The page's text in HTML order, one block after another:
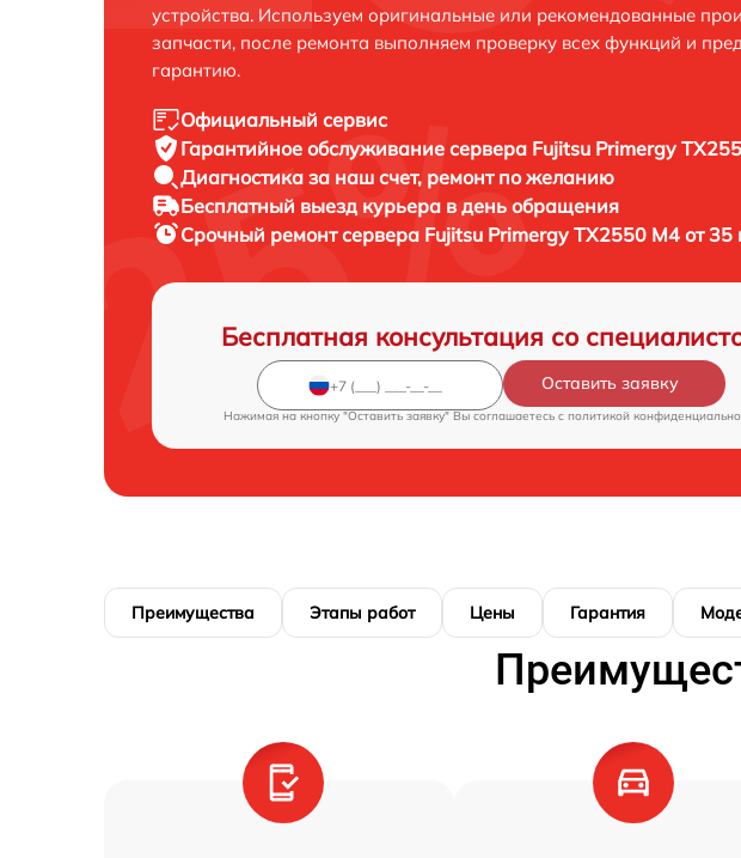
устройства. Используем оригинальные или рекомендованные
запчасти, после ремонта выполняем проверку всех функций и
гарантию.
Официальный сервис
Гарантийное обслуживание сервера Fujitsu Primergy
Диагностика за наш счет, ремонт по желанию
Бесплатный выезд курьера в день обращения
Срочный ремонтсервера Fujitsu Primergy TX2550 M4 от 35
Бесплатная консультация со
Оставить заявку
Нажимая на кнопку "Оставить заявку" Вы соглашаетесь c политикой
Преимущества Этапы работ Цены Гарантия